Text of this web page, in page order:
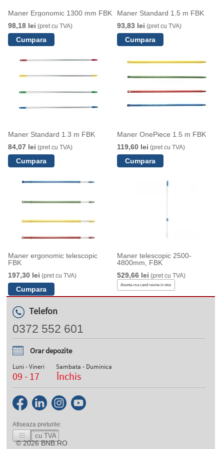
Maner Ergonomic 1300 mm FBK
98,18 lei (pret cu TVA)
Maner Standard 1.5 m FBK
93,83 lei (pret cu TVA)
Maner Standard 1.3 m FBK
84,07 lei (pret cu TVA)
Maner OnePiece 1.5 m FBK
119,60 lei (pret cu TVA)
Maner ergonomic telescopic
FBK
197,30 lei (pret cu TVA)
Maner telescopic 2500-
4800mm, FBK
529,66 lei (pret cu TVA)
Anunta-ma cand revine in stoc
Telefon
0372 552 601
Orar depozite
Luni - Vineri
09 - 17
Sambata - Duminica
Închis
Afiseaza preturile:
cu TVA
© 2026BNB.RO